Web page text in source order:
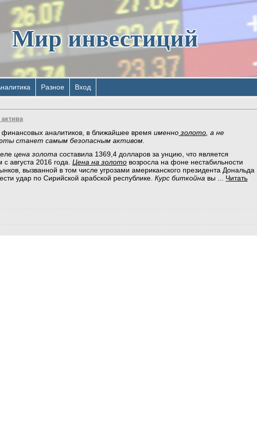
Мир инвестиций
Разное Вход
аналитиков, в ближайшее время именно золото, а не
станет самым безопасным активом.
цена золота составила 1369,4 долларов за унцию, что является
августа 2016 года. Цена на золото возросла на фоне нестабильности
вызванной в том числе угрозами американского президента Дональда
удар по Сирийской арабской республике. Курс биткойна вы
Читать